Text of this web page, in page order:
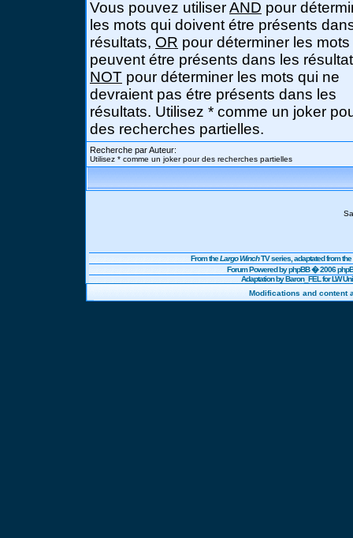
Vous pouvez utiliserAND pour
les mots qui doivent étre présents
résultats, OR pour déterminer les
peuvent étre présents dans les
NOT pour déterminer les mots qui ne
devraient pas étre présents dans les
résultats. Utilisez * comme un joker
des recherches partielles.
Recherche par Auteur:
Utilisez * comme un joker pour des recherches partielles
From theLargo WinchTV series, adaptated from
Forum Powered byphpBB� 2006
Adaptation by Baron_FEL for LW
Modifications and content